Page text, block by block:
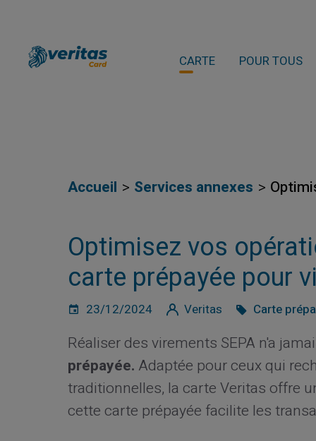
CARTE POUR TOUS
Accueil Services annexes
Optimisez vos
carte prépayée pour
23/12/2024 Veritas Carte
Réaliser des virements SEPA n'a
prépayée. Adaptée pour ceux qui
traditionnelles, la carte Veritas offre
cette carte prépayée facilite les